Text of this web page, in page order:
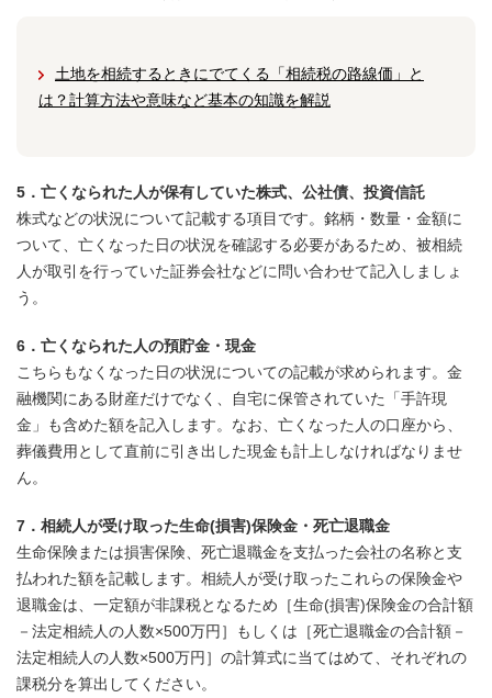
土地を相続するときにでてくる「相続税の路線価」と
は？計算方法や意味など基本の知識を解説
5．亡くなられた人が保有していた株式、公社債、投資信託
株式などの状況について記載する項目です。銘柄・数量・金額に
ついて、亡くなった日の状況を確認する必要があるため、被相続
人が取引を行っていた証券会社などに問い合わせて記入しましょ
う。
6．亡くなられた人の預貯金・現金
こちらもなくなった日の状況についての記載が求められます。金
融機関にある財産だけでなく、自宅に保管されていた「手許現
金」も含めた額を記入します。なお、亡くなった人の口座から、
葬儀費用として直前に引き出した現金も計上しなければなりませ
ん。
7．相続人が受け取った生命(損害)保険金・死亡退職金
生命保険または損害保険、死亡退職金を支払った会社の名称と支
払われた額を記載します。相続人が受け取ったこれらの保険金や
退職金は、一定額が非課税となるため［生命(損害)保険金の合計額
－法定相続人の人数×500万円］もしくは［死亡退職金の合計額－
法定相続人の人数×500万円］の計算式に当てはめて、それぞれの
課税分を算出してください。